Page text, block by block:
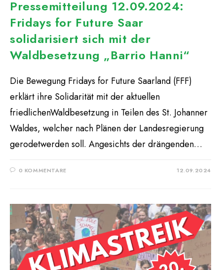
Pressemitteilung 12.09.2024:
Fridays for Future Saar
solidarisiert sich mit der
Waldbesetzung „Barrio Hanni“
Die Bewegung Fridays for Future Saarland (FFF)
erklärt ihre Solidarität mit der aktuellen
friedlichenWaldbesetzung in Teilen des St. Johanner
Waldes, welcher nach Plänen der Landesregierung
gerodetwerden soll. Angesichts der drängenden…
0 KOMMENTARE 12.09.2024